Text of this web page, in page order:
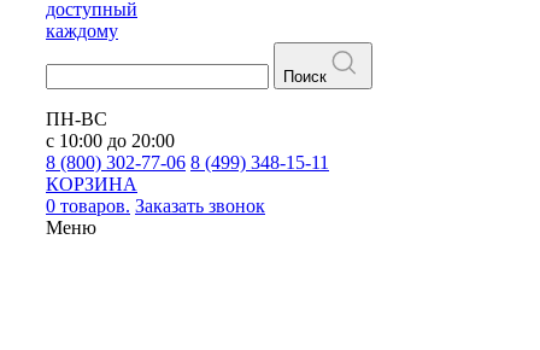
доступный
каждому
Поиск
ПН-ВС
с 10:00 до 20:00
8 (800) 302-77-06 8 (499) 348-15-11
КОРЗИНА
0 товаров. Заказать звонок
Меню